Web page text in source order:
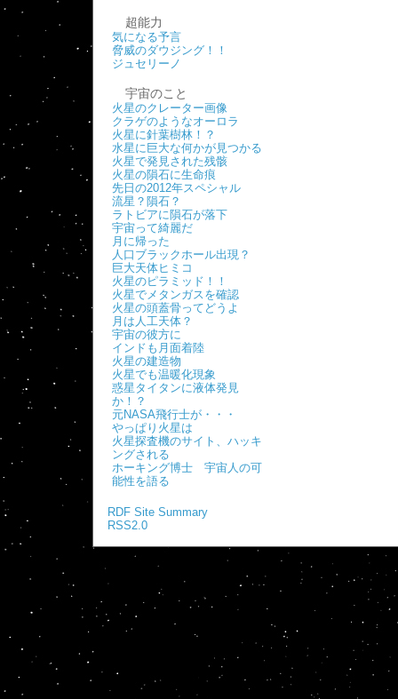
超能力
気になる予言
脅威のダウジング！！
ジュセリーノ
宇宙のこと
火星のクレーター画像
クラゲのようなオーロラ
火星に針葉樹林！？
水星に巨大な何かが見つかる
火星で発見された残骸
火星の隕石に生命痕
先日の2012年スペシャル
流星？隕石？
ラトビアに隕石が落下
宇宙って綺麗だ
月に帰った
人口ブラックホール出現？
巨大天体ヒミコ
火星のピラミッド！！
火星でメタンガスを確認
火星の頭蓋骨ってどうよ
月は人工天体？
宇宙の彼方に
インドも月面着陸
火星の建造物
火星でも温暖化現象
惑星タイタンに液体発見
か！？
元NASA飛行士が・・・
やっぱり火星は
火星探査機のサイト、ハッキ
ングされる
ホーキング博士 宇宙人の可
能性を語る
RDF Site Summary
RSS2.0